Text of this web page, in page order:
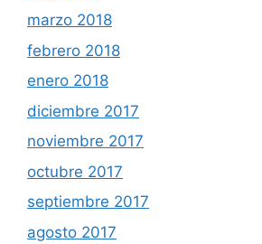
marzo 2018
febrero 2018
enero 2018
diciembre 2017
noviembre 2017
octubre 2017
septiembre 2017
agosto 2017